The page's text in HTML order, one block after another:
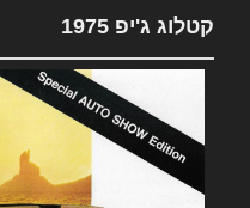
קטלוג ג'יפ 1975